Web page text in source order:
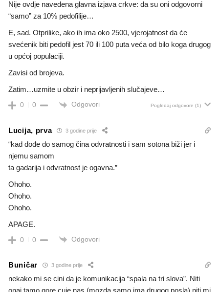
Nije ovdje navedena glavna izjava crkve: da su oni odgovorni
“samo” za 10% pedofilije…
E, sad. Otprilike, ako ih ima oko 2500, vjerojatnost da će
svećenik biti pedofil jest 70 ili 100 puta veća od bilo koga drugog
u općoj populaciji.
Zavisi od brojeva.
Zatim…uzmite u obzir i neprijavljenih slučajeve…
0 0 Odgovori Pogledaj odgovore (1)
Lucija, prva 3 godine prije
“kad dođe do samog čina odvratnosti i sam sotona biži jer i
njemu samom
ta gadarija i odvratnost je ogavna.”
Ohoho.
Ohoho.
Ohoho.
APAGE.
0 0 Odgovori
Buničar 3 godine prije
nekako mi se cini da je komunikacija “spala na tri slova”. Niti
onaj tamo gore cuje nas (mozda samo ima drugog posla) niti mi